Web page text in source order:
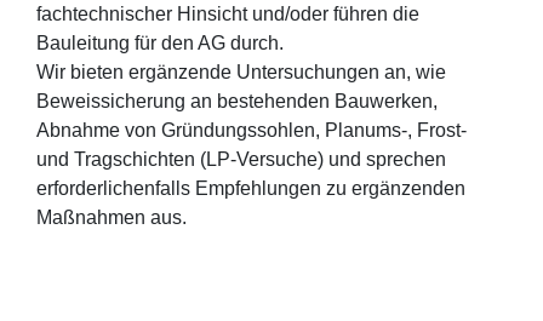
fachtechnischer Hinsicht und/oder führen die
Bauleitung für den AG durch.
Wir bieten ergänzende Untersuchungen an, wie
Beweissicherung an bestehenden Bauwerken,
Abnahme von Gründungssohlen, Planums-, Frost-
und Tragschichten (LP-Versuche) und sprechen
erforderlichenfalls Empfehlungen zu ergänzenden
Maßnahmen aus.